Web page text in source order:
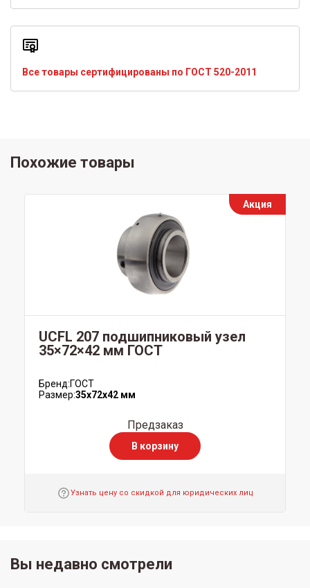
Все товары сертифицированы по ГОСТ 520-2011
Похожие товары
Акция
UCFL 207 подшипниковый узел
35×72×42 мм ГОСТ
Бренд:ГОСТ
Размер:35x72x42 мм
Предзаказ
В корзину
Узнать цену со скидкой для юридических лиц
Вы недавно смотрели